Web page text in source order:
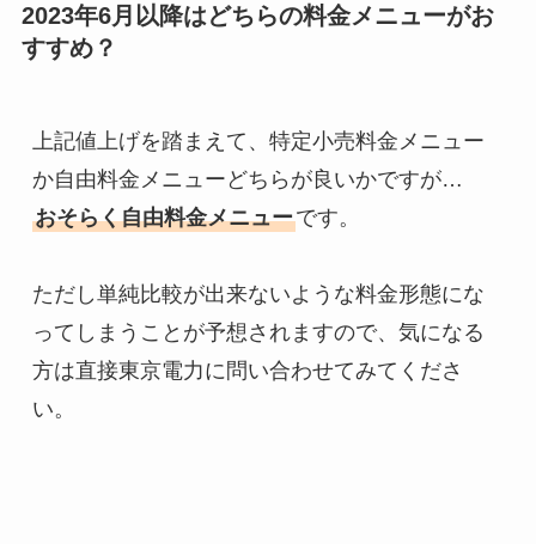
2023年6月以降はどちらの料金メニューがお
すすめ？
上記値上げを踏まえて、特定小売料金メニュー
おそらく自由料金メニューです。
ただし単純比較が出来ないような料金形態にな
ってしまうことが予想されますので、気になる
方は直接東京電力に問い合わせてみてくださ
い。